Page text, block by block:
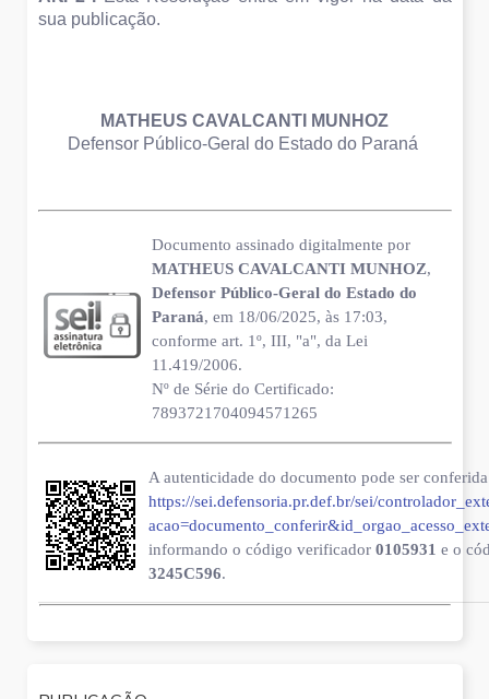
sua publicação.
MATHEUS CAVALCANTI MUNHOZ
Defensor Público-Geral do Estado do Paraná
Documento assinado digitalmente por
MATHEUS CAVALCANTI MUNHOZ,
Defensor Público-Geral do Estado do
Paraná, em 18/06/2025, às 17:03,
conforme art. 1º, III, "a", da Lei
11.419/2006.
Nº de Série do Certificado:
7893721704094571265
A autenticidade do documento pode ser
https://sei.defensoria.pr.def.br/sei/
informando o código verificador 0105931 e o
3245C596.